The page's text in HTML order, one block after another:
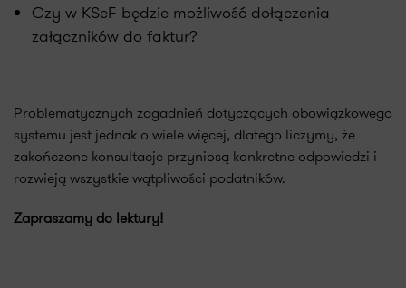
Czy w KSeF będzie możliwość dołączenia
załączników do faktur?
Problematycznych zagadnień dotyczących obowiązkowego
systemu jest jednak o wiele więcej, dlatego liczymy, że
zakończone konsultacje przyniosą konkretne odpowiedzi i
rozwieją wszystkie wątpliwości podatników.
Zapraszamy do lektury!